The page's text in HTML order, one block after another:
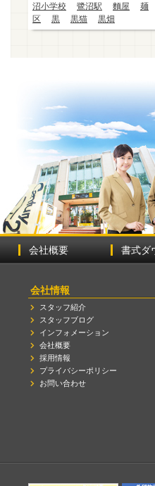
沼小学校
鷺沼駅 麵屋 麺
区
黒 黒猫 黒畑
会社概要 書式ダ
会社情報
スタッフ紹介
スタッフブログ
インフォメーション
会社概要
採用情報
プライバシーポリシー
お問い合わせ